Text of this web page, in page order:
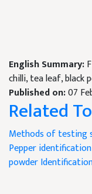
English Summary:
chilli, tea leaf, black
Published on:07
Related
Methods of testing
Pepper identification
powder